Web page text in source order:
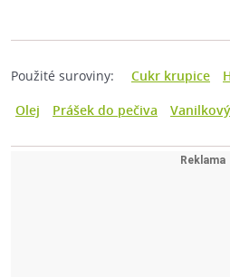
Použité suroviny: Cukr krupice
Olej
Prášek do pečiva